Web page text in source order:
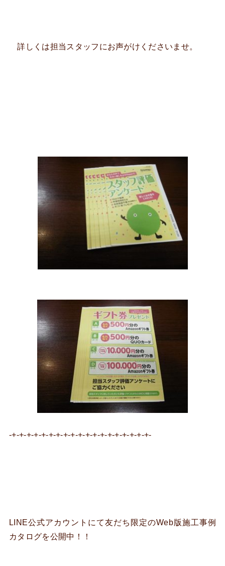
詳しくは担当スタッフにお声がけくださいませ。
-+-+-+-+-+-+-+-+-+-+-+-+-+-+-+-+-+-+-+-
LINE公式アカウントにて友だち限定のWeb版施工事例
カタログを公開中！！